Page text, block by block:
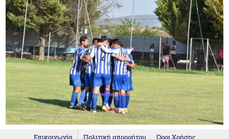
Επικοινωνία Πολιτική απορρήτου Όροι Χρήσης